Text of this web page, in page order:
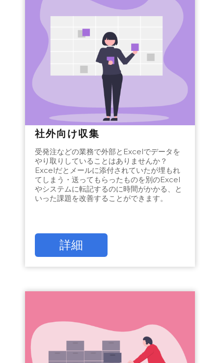
社外向け収集
受発注などの業務で外部とExcelでデータを
やり取りしていることはありませんか？
Excelだとメールに添付されていたが埋もれ
てしまう・送ってもらったものを別のExcel
やシステムに転記するのに時間がかかる、と
いった課題を改善することができます。
詳細